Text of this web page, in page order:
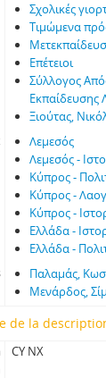
Σχολικές
Τιμώμενα
Επέτειοι
Σύλλογος
Εκπαίδευσης
Ξιούτας,
Λεμεσός
Λεμεσός -
Κύπρος -
Κύπρος -
Κύπρος -
Ελλάδα -
Ελλάδα -
Παλαμάς,
Μενάρδος,
de la
CY NX